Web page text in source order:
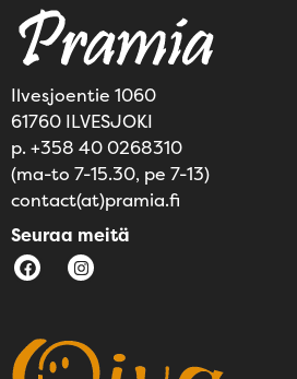
Ilvesjoentie 1060
61760 ILVESJOKI
p. +358 40 0268310
(ma-to 7-15.30, pe 7-13)
contact(at)pramia.fi
Seuraa meitä